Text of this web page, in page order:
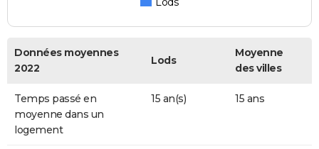
Données moyennes
2022
Lods
Moyenne
des villes
Temps passé en
moyenne dans un
logement
15 an(s) 15 ans